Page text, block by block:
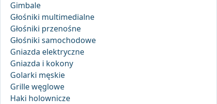
Gimbale
Głośniki multimedialne
Głośniki przenośne
Głośniki samochodowe
Gniazda elektryczne
Gniazda i kokony
Golarki męskie
Grille węglowe
Haki holownicze